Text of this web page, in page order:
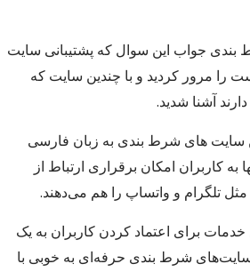
بندی جواب این سوال که پشتیبانی سایت
را مرور کردید و با چندین سایت که
آشنا شدید.
سایت‌ های شرط بندی به زبان فارسی
به کاربران امکان برقراری ارتباط از
تلگرام و واتساپ را هم می‌دهند.
خدمات برای اعتماد کردن کاربران به یک
شرط بندی حرفه‌ای به خوبی با